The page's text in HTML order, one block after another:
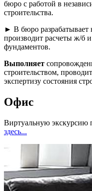
бюро с работой в
строительства.
► В бюро разрабатывает
производит расчеты ж/б
фундаментов.
Выполняет
строительством,
экспертизу состояния
Офис
Виртуальную экскурсию
здесь...